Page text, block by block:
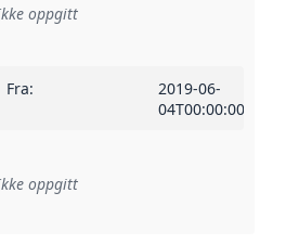
: oppgitt
Fra:
2019-06-
04T00:00:00Z
til en implementasjonsregel
oppgitt